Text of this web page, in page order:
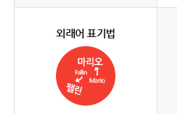
외래어 표기법